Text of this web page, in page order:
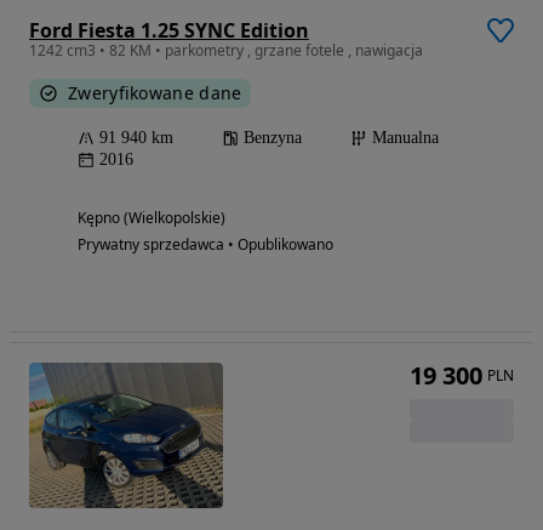
Ford Fiesta 1.25 SYNC Edition
1242 cm3 • 82 KM • parkometry , grzane fotele , nawigacja
Zweryfikowane dane
91 940 km Benzyna
Manualna
2016
Kępno (Wielkopolskie)
Prywatny sprzedawca • Opublikowano
19 300 PLN